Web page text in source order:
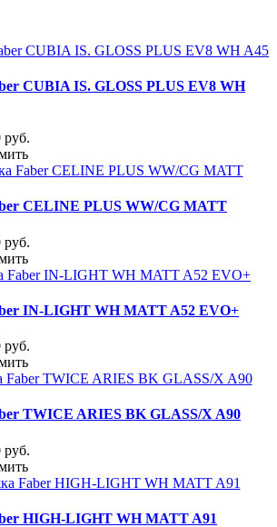
CUBIA IS. GLOSS PLUS EV8 WH
руб.
CELINE PLUS WW/CG MATT
руб.
IN-LIGHT WH MATT A52 EVO+
руб.
TWICE ARIES BK GLASS/X A90
руб.
HIGH-LIGHT WH MATT A91